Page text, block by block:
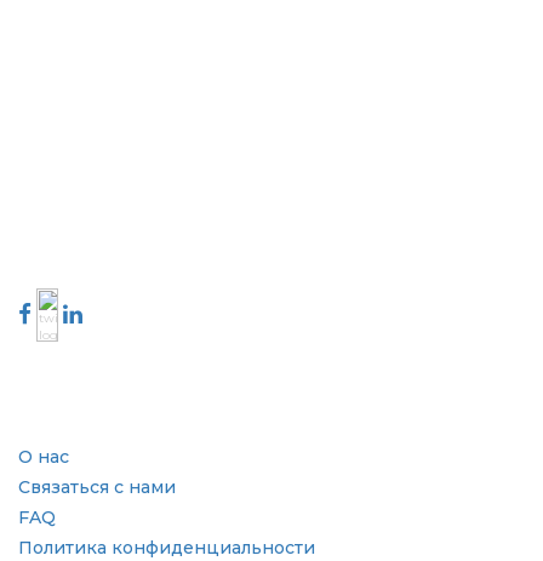
О нас
Связаться с нами
FAQ
Политика конфиденциальности